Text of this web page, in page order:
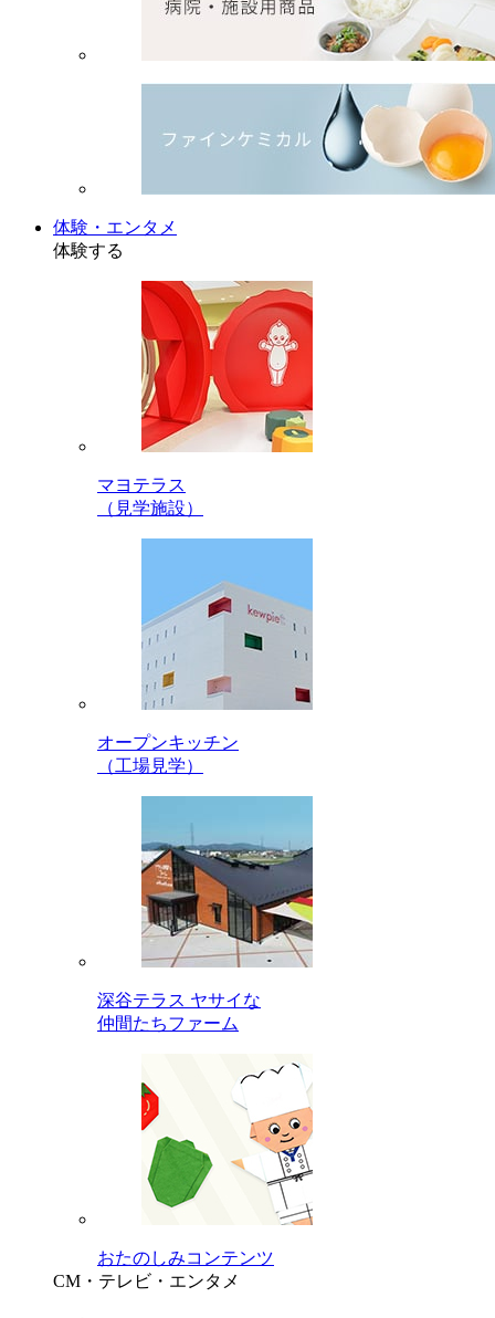
体験・エンタメ
体験する
マヨテラス
（見学施設）
オープンキッチン
（工場見学）
深谷テラス ヤサイな
仲間たちファーム
おたのしみコンテンツ
CM・テレビ・エンタメ